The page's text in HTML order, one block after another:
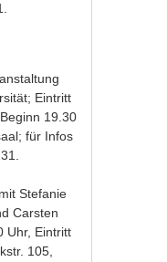
Eintritt
19.30
für Infos
Stefanie
Carsten
Uhr, Eintritt
105,